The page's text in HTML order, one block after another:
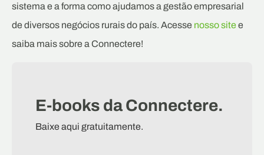
sistema e a forma como ajudamos a gestão empresarial
de diversos negócios rurais do país. Acesse nosso sitee
saiba mais sobre a Connectere!
E-books da Connectere.
Baixe aqui gratuitamente.